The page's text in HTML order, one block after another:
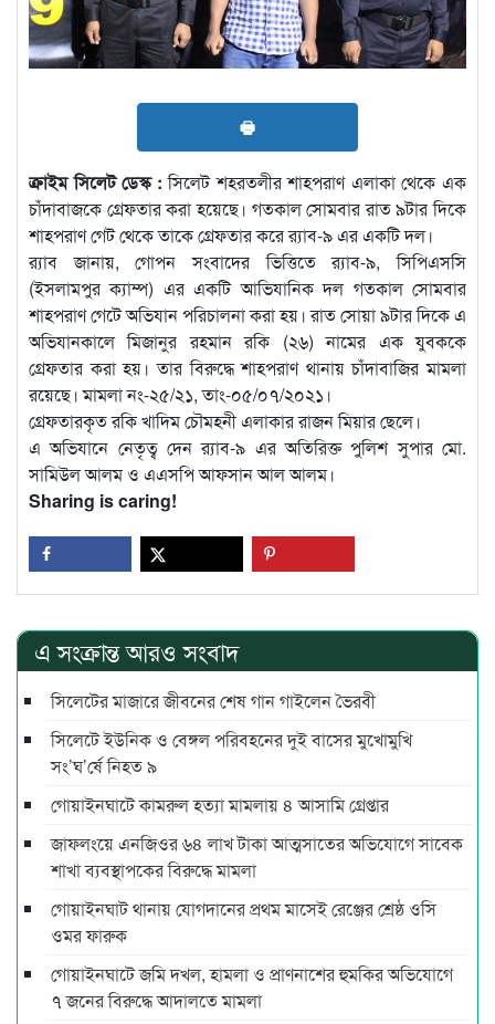
🖶
ক্রাইম সিলেট ডেস্ক : সিলেট শহরতলীর শাহপরাণ এলাকা থেকে এক
চাঁদাবাজকে গ্রেফতার করা হয়েছে। গতকাল সোমবার রাত ৯টার দিকে
শাহপরাণ গেট থেকে তাকে গ্রেফতার করে র‍্যাব-৯ এর একটি দল।
র‍্যাব জানায়, গোপন সংবাদের ভিত্তিতে র‍্যাব-৯, সিপিএসসি
(ইসলামপুর ক্যাম্প) এর একটি আভিযানিক দল গতকাল সোমবার
শাহপরাণ গেটে অভিযান পরিচালনা করা হয়। রাত সোয়া ৯টার দিকে এ
অভিযানকালে মিজানুর রহমান রকি (২৬) নামের এক যুবককে
গ্রেফতার করা হয়। তার বিরুদ্ধে শাহপরাণ থানায় চাঁদাবাজির মামলা
রয়েছে। মামলা নং-২৫/২১, তাং-০৫/০৭/২০২১।
গ্রেফতারকৃত রকি খাদিম চৌমহনী এলাকার রাজন মিয়ার ছেলে।
এ অভিযানে নেতৃত্ব দেন র‍্যাব-৯ এর অতিরিক্ত পুলিশ সুপার মো.
সামিউল আলম ও এএসপি আফসান আল আলম।
Sharing is caring!
এ সংক্রান্ত আরও সংবাদ
সিলেটের মাজারে জীবনের শেষ গান গাইলেন ভৈরবী
সিলেটে ইউনিক ও বেঙ্গল পরিবহনের দুই বাসের মুখোমুখি
সং’ঘ’র্ষে নিহত ৯
গোয়াইনঘাটে কামরুল হত্যা মামলায় ৪ আসামি গ্রেপ্তার
জাফলংয়ে এনজিওর ৬৪ লাখ টাকা আত্মসাতের অভিযোগে সাবেক
শাখা ব্যবস্থাপকের বিরুদ্ধে মামলা
গোয়াইনঘাট থানায় যোগদানের প্রথম মাসেই রেঞ্জের শ্রেষ্ঠ ওসি
ওমর ফারুক
গোয়াইনঘাটে জমি দখল, হামলা ও প্রাণনাশের হুমকির অভিযোগে
৭ জনের বিরুদ্ধে আদালতে মামলা